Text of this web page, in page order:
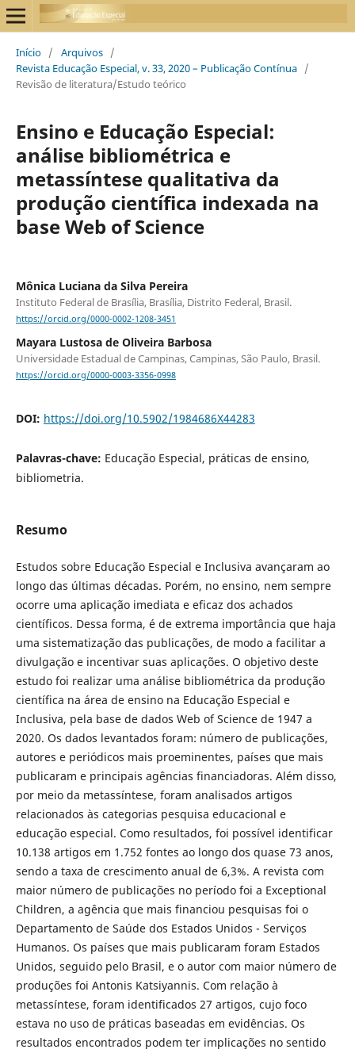
Início / Arquivos /
Revista Educação Especial, v. 33, 2020 – Publicação Contínua /
Revisão de literatura/Estudo teórico
Ensino e Educação Especial:
análise bibliométrica e
metassíntese qualitativa da
produção científica indexada na
base Web of Science
Mônica Luciana da Silva Pereira
Instituto Federal de Brasília, Brasília, Distrito Federal, Brasil.
https://orcid.org/0000-0002-1208-3451
Mayara Lustosa de Oliveira Barbosa
Universidade Estadual de Campinas, Campinas, São Paulo, Brasil.
https://orcid.org/0000-0003-3356-0998
DOI: https://doi.org/10.5902/1984686X44283
Palavras-chave: Educação Especial, práticas de ensino,
bibliometria.
Resumo
Estudos sobre Educação Especial e Inclusiva avançaram ao
longo das últimas décadas. Porém, no ensino, nem sempre
ocorre uma aplicação imediata e eficaz dos achados
científicos. Dessa forma, é de extrema importância que haja
uma sistematização das publicações, de modo a facilitar a
divulgação e incentivar suas aplicações. O objetivo deste
estudo foi realizar uma análise bibliométrica da produção
científica na área de ensino na Educação Especial e
Inclusiva, pela base de dados Web of Science de 1947 a
2020. Os dados levantados foram: número de publicações,
autores e periódicos mais proeminentes, países que mais
publicaram e principais agências financiadoras. Além disso,
por meio da metassíntese, foram analisados artigos
relacionados às categorias pesquisa educacional e
educação especial. Como resultados, foi possível identificar
10.138 artigos em 1.752 fontes ao longo dos quase 73 anos,
sendo a taxa de crescimento anual de 6,3%. A revista com
maior número de publicações no período foi a Exceptional
Children, a agência que mais financiou pesquisas foi o
Departamento de Saúde dos Estados Unidos - Serviços
Humanos. Os países que mais publicaram foram Estados
Unidos, seguido pelo Brasil, e o autor com maior número de
produções foi Antonis Katsiyannis. Com relação à
metassíntese, foram identificados 27 artigos, cujo foco
estava no uso de práticas baseadas em evidências. Os
resultados encontrados podem ter implicações no sentido